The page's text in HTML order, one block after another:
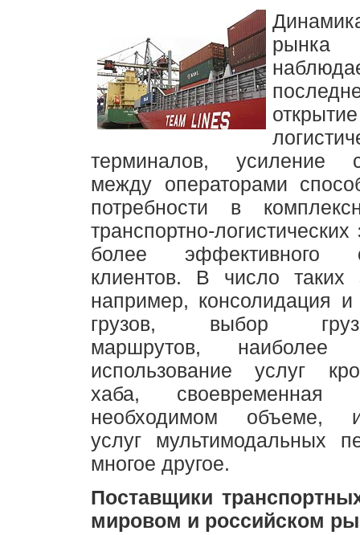
терминалов, усиление
между операторами
потребности в
транспортно-
более эффективного
клиентов. В число таких
например, консолидация и
грузов, выбор
маршрутов, наиболее
использование услуг
хаба, своевременная
необходимом объеме,
услуг мультимодальных
многое другое.
Поставщики
мировом и российском